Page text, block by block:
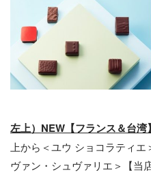
左上）NEW【フランス＆台
上から＜ユウ ショコラティ
ヴァン・シュヴァリエ＞【当